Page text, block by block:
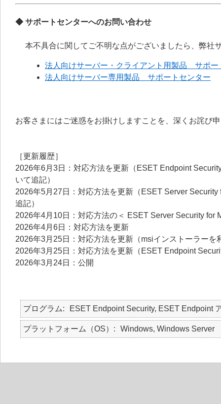
◆ サポートセンターへのお問い合わせ
本不具合に関してご不明な点がございましたら、弊社
法人向けサーバー・クライアント用製品 サポー
法人向けサーバー専用製品 サポートセンター
お客さまにはご迷惑をお掛けしますことを、深くお詫び
［更新履歴］
2026年6月3日：対応方法を更新（ESET Endpoint
いて追記）
2026年5月27日：対応方法を更新（ESET Server
追記）
2026年4月10日：対応方法の＜ ESET Server Security for
2026年4月6日：対応方法を更新
2026年3月25日：対応方法を更新（msiインストーラー
2026年3月25日：対応方法を更新（ESET Endpoint
2026年3月24日：公開
プログラム ESET Endpoint Security, ESET Endpoint
プラットフォーム（OS） Windows, Windows Server